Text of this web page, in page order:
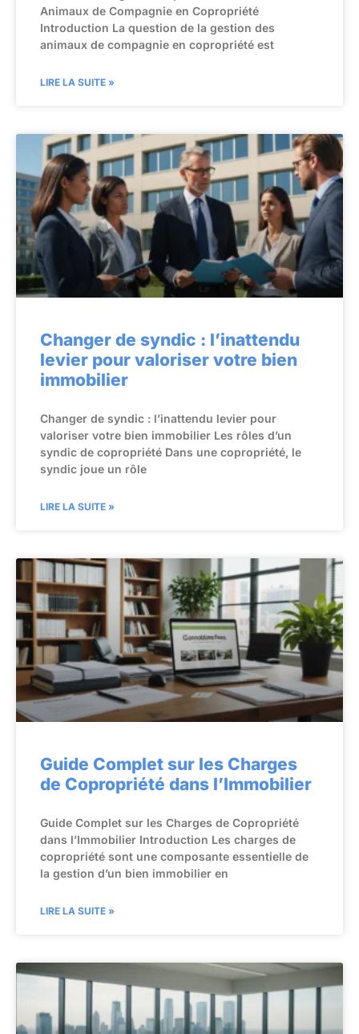
Animaux de Compagnie en Copropriété
Introduction La question de la gestion des
animaux de compagnie en copropriété est
LIRE LA SUITE »
Changer de syndic : l’inattendu
levier pour valoriser votre bien
immobilier
Changer de syndic : l’inattendu levier pour
valoriser votre bien immobilier Les rôles d’un
syndic de copropriété Dans une copropriété, le
syndic joue un rôle
LIRE LA SUITE »
Guide Complet sur les Charges
de Copropriété dans l’Immobilier
Guide Complet sur les Charges de Copropriété
dans l’Immobilier Introduction Les charges de
copropriété sont une composante essentielle de
la gestion d’un bien immobilier en
LIRE LA SUITE »